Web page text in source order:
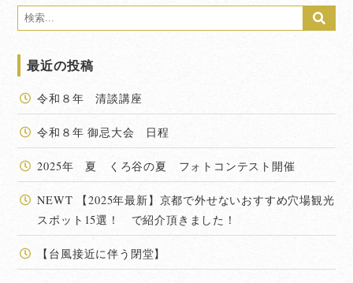
最近の投稿
令和８年 清談講座
令和８年 御忌大会 日程
2025年 夏 くろ谷の夏 フォトコンテスト開催
NEWT 【2025年最新】京都で外せないおすすめ穴場観光
スポット15選！ で紹介頂きました！
【台風接近に伴う閉堂】